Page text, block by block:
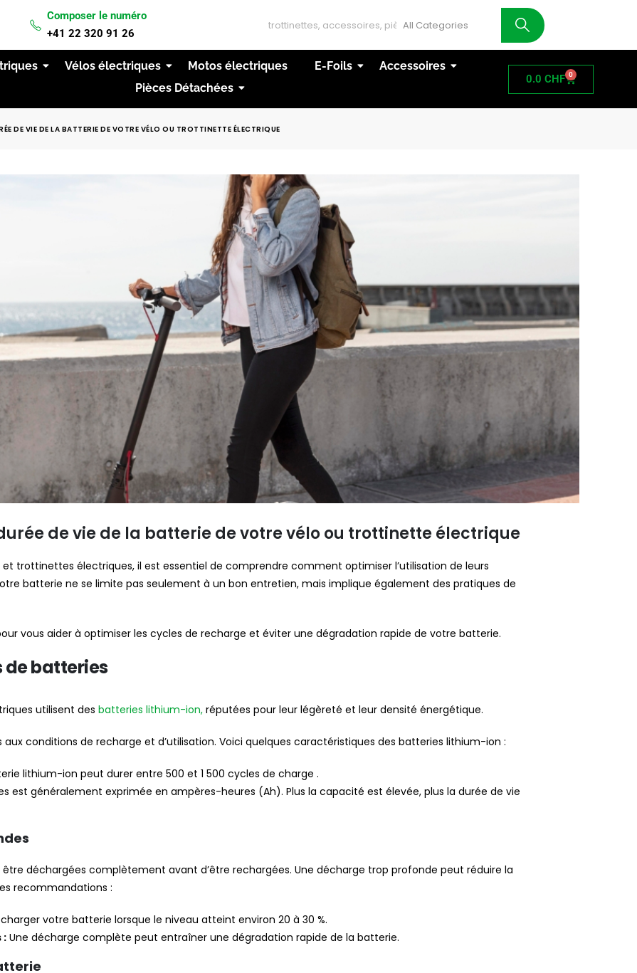
Composer le numéro
+41 22 320 91 26
Vélos électriques Motos électriques E-Foils
Accessoires
Pièces Détachées
0.0CHF 0
DE VIE DE LA BATTERIE DE VOTRE VÉLO OU TROTTINETTE ÉLECTRIQUE
de vie de la batterie de votre vélo ou trottinette électrique
trottinettes électriques, il est essentiel de comprendre comment optimiser l’utilisation de leurs
batterie ne se limite pas seulement à un bon entretien, mais implique également des pratiques de
vous aider à optimiser les cycles de recharge et éviter une dégradation rapide de votre batterie.
de batteries
utilisent des batteries lithium-ion,réputées pour leur légèreté et leur densité énergétique.
conditions de recharge et d’utilisation. Voici quelques caractéristiques des batteries lithium-ion :
lithium-ion peut durer entre 500 et 1 500 cycles de charge .
est généralement exprimée en ampères-heures (Ah). Plus la capacité est élevée, plus la durée de vie
déchargées complètement avant d’être rechargées. Une décharge trop profonde peut réduire la
recommandations :
votre batterie lorsque le niveau atteint environ 20 à 30 %.
:Une décharge complète peut entraîner une dégradation rapide de la batterie.
GRATUITE A PARTIR DE 200CHF D'ACHAT